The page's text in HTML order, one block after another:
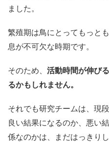
ました。
繁殖期は鳥にとってもっと
息が不可欠な時期です。
そのため、 活動時間が伸び
るかもしれません。
それでも研究チームは、現
良い結果になるのか、悪い
係なのかは、まだはっきり